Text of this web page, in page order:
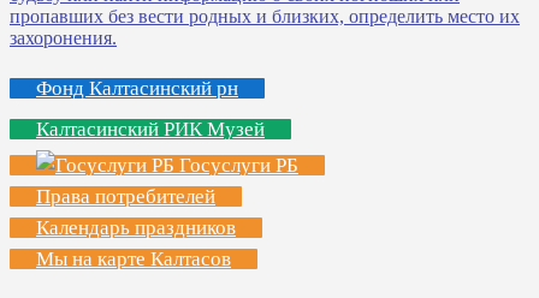
Фонд Калтасинский рн
Калтасинский РИК Музей
Госуслуги РБ
Права потребителей
Календарь праздников
Мы на карте Калтасов